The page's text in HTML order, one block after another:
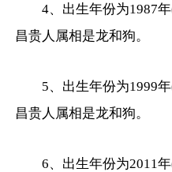
4、出生年份为1987
昌贵人属相是龙和狗。
5、出生年份为1999
昌贵人属相是龙和狗。
6、出生年份为2011